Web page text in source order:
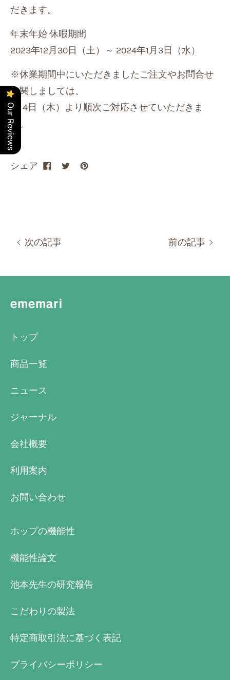
だきます。
年末年始 休暇期間
2023年12月30日（土）～ 2024年1月3日（水）
※休業期間中にいただきましたご注文やお問合せ
に関しましては、
1月4日（木）より順次ご対応させていただきま
す。
シェア
次の記事 前の記事
トップ
商品一覧
ニュース
ジャーナル
会社概要
利用案内
お問い合わせ
ホップの機能性
機能性論文
池本先生の研究報告
こだわりの製法
特定商取引法に基づく表記
プライバシーポリシー
Our Reviews